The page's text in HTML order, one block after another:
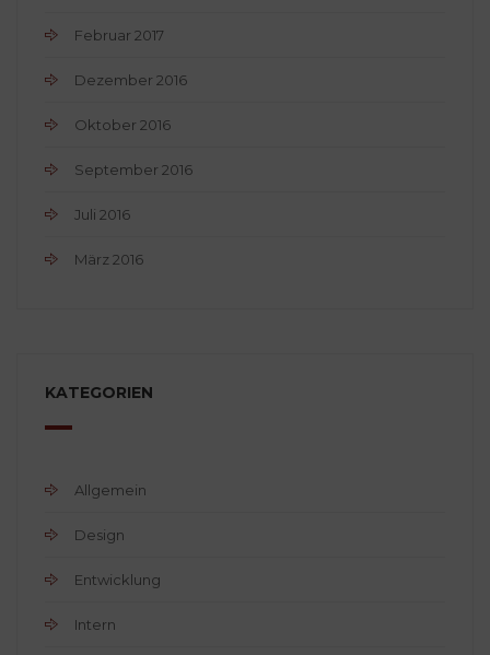
Februar 2017
Dezember 2016
Oktober 2016
September 2016
Juli 2016
März 2016
KATEGORIEN
Allgemein
Design
Entwicklung
Intern